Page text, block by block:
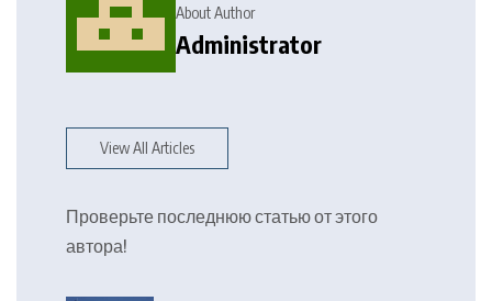
About Author
Administrator
View All Articles
Проверьте последнюю статью от этого
автора!